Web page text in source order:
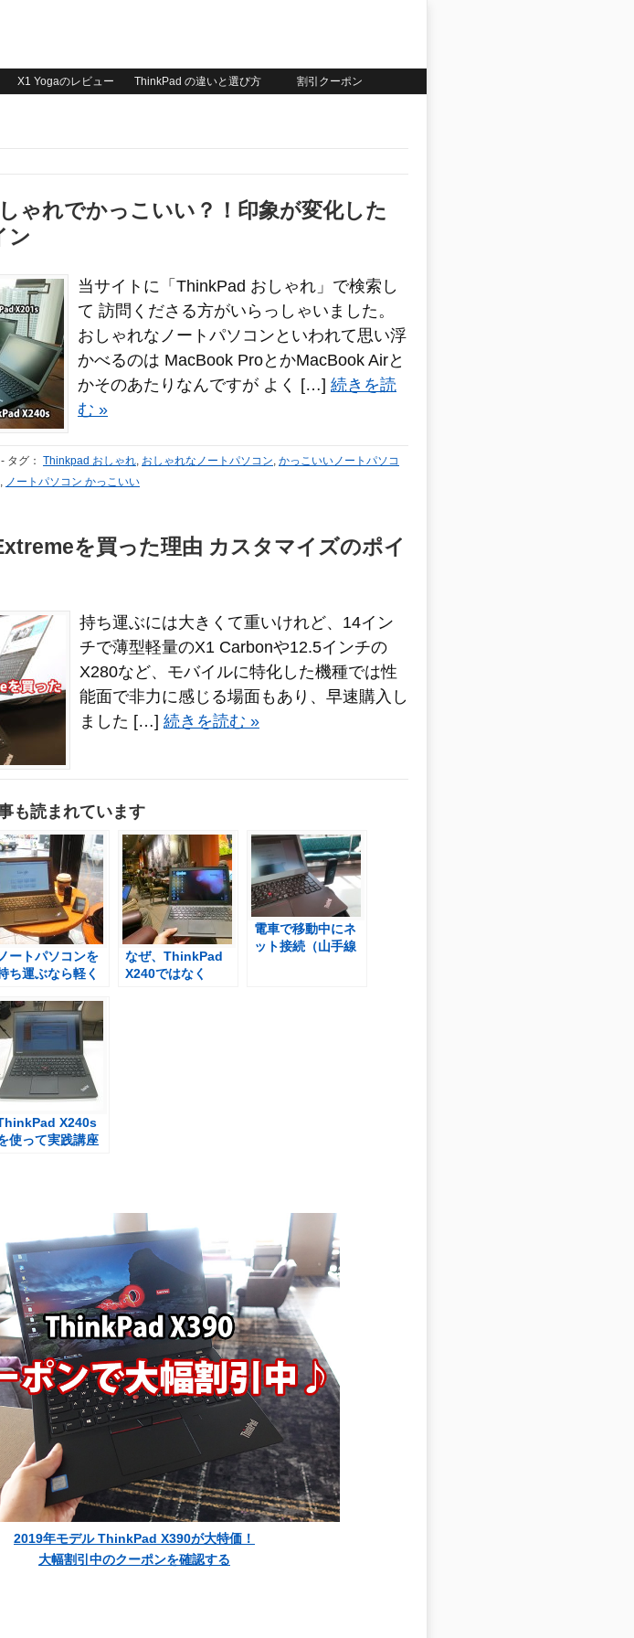
X1 Yogaのレビュー ThinkPad の違いと選び方 割引クーポン
ゃれでかっこいい？！印象が変化した
ン
当サイトに「ThinkPad おしゃれ」で検索し
て 訪問くださる方がいらっしゃいました。
おしゃれなノートパソコンといわれて思い浮
かべるのは MacBook ProとかMacBook Airと
かそのあたりなんですが よく […] 続きを読
む »
- タグ： Thinkpad おしゃれ, おしゃれなノートパソコン, かっこいいノートパソコ
, ノートパソコン かっこいい
を買った理由 カスタマイズのポイ
持ち運ぶには大きくて重いけれど、14イン
チで薄型軽量のX1 Carbonや12.5インチの
X280など、モバイルに特化した機種では性
能面で非力に感じる場面もあり、早速購入し
ました […] 続きを読む »
も読まれています
ノートパソコンを
ち運ぶなら軽く
なぜ、ThinkPad
X240ではなく
電車で移動中にネ
ット接続（山手線
X240s
使って実践講座
2019年モデル ThinkPad X390が大特価！
大幅割引中のクーポンを確認する